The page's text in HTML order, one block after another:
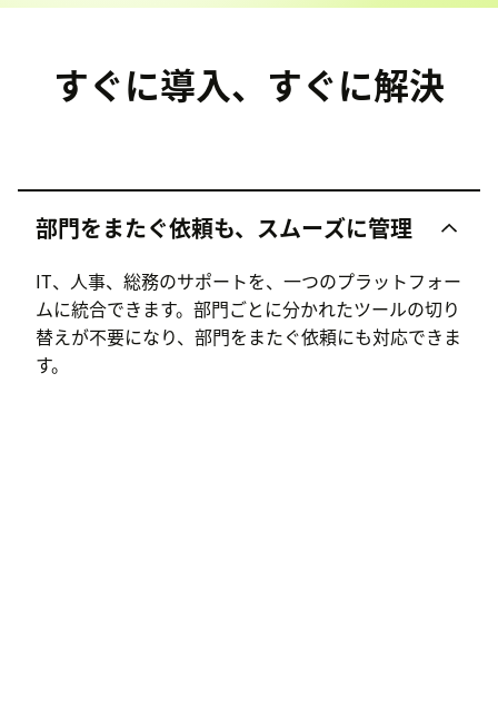
すぐに導入、すぐに解決
部門をまたぐ依頼も、スムーズに管理
IT、人事、総務のサポートを、一つのプラットフォー
ムに統合できます。部門ごとに分かれたツールの切り
替えが不要になり、部門をまたぐ依頼にも対応できま
す。